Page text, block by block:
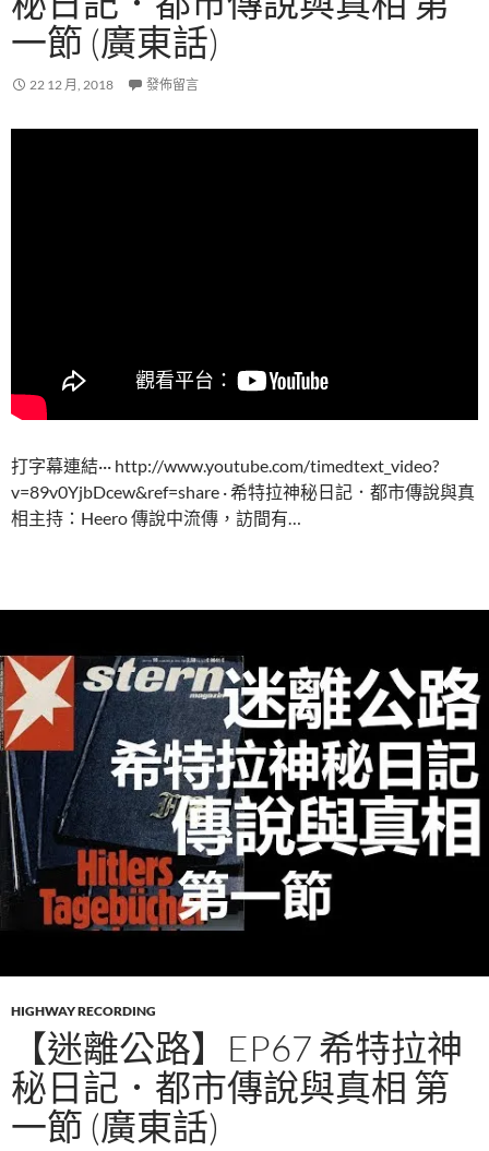
一節 (廣東話)
22 12 月, 2018 發佈留言
打字幕連結··· http://www.youtube.com/timedtext_video?
v=89v0YjbDcew&ref=share · 希特拉神秘日記．都市傳說與真
相主持：Heero 傳說中流傳，訪間有…
HIGHWAY RECORDING
【迷離公路】EP67 希特拉神
秘日記．都市傳說與真相 第
一節 (廣東話)